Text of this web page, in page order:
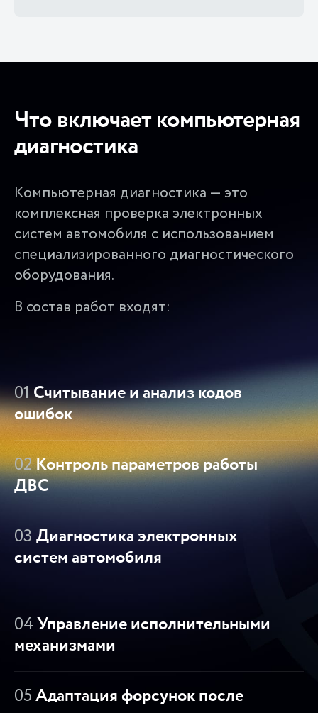
Что включает компьютерная
диагностика
Компьютерная диагностика — это
комплексная проверка электронных
систем автомобиля с использованием
специализированного диагностического
оборудования.
В состав работ входят:
01Считывание и анализ кодов
ошибок
02Контроль параметров работы
ДВС
03 Диагностика электронных
систем автомобиля
04Управление исполнительными
механизмами
05Адаптация форсунок после